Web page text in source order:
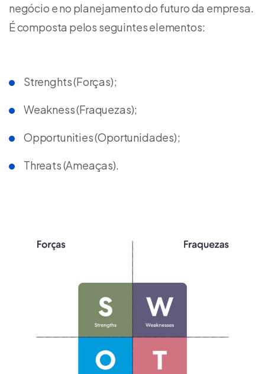
negócio e no planejamento do futuro da empresa.
É composta pelos seguintes elementos:
Strenghts (Forças);
Weakness (Fraquezas);
Opportunities (Oportunidades);
Threats (Ameaças).